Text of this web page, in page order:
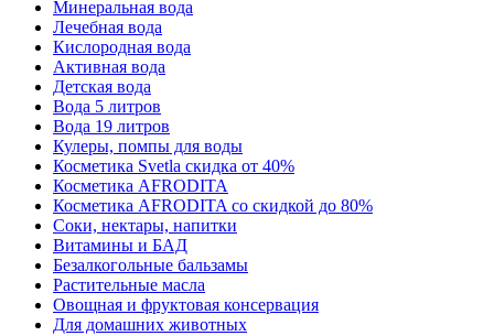
Минеральная вода
Лечебная вода
Кислородная вода
Активная вода
Детская вода
Вода 5 литров
Вода 19 литров
Кулеры, помпы для воды
Косметика Svetla скидка от 40%
Косметика AFRODITA
Косметика AFRODITA со скидкой до 80%
Соки, нектары, напитки
Витамины и БАД
Безалкогольные бальзамы
Растительные масла
Овощная и фруктовая консервация
Для домашних животных